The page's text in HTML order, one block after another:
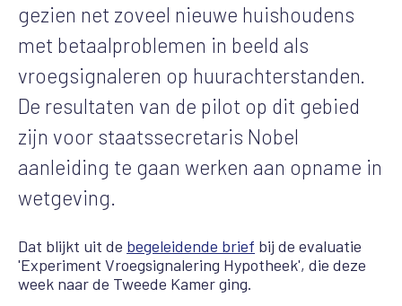
gezien net zoveel nieuwe huishoudens
met betaalproblemen in beeld als
vroegsignaleren op huurachterstanden.
De resultaten van de pilot op dit gebied
zijn voor staatssecretaris Nobel
aanleiding te gaan werken aan opname in
wetgeving.
Dat blijkt uit de begeleidende brief bij de evaluatie
'Experiment Vroegsignalering Hypotheek', die deze
week naar de Tweede Kamer ging.